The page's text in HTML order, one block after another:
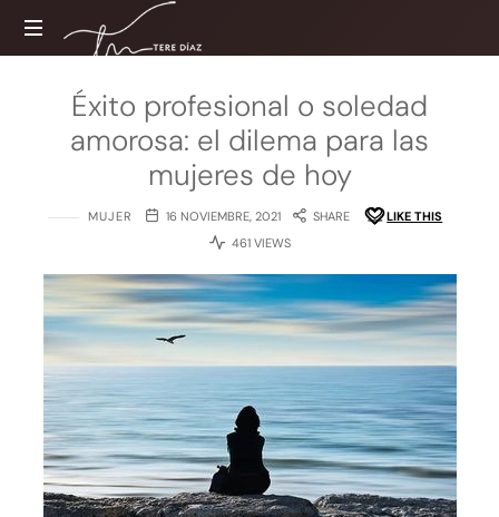
Tere
Díaz
web
oficial
Éxito profesional o soledad
amorosa: el dilema para las
mujeres de hoy
MUJER 16 NOVIEMBRE, 2021 SHARE
LIKE THIS
461 VIEWS